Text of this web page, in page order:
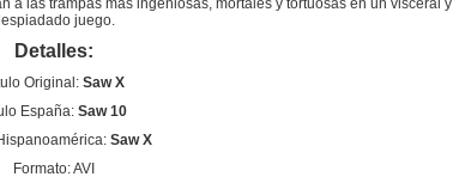
a las trampas más ingeniosas, mortales y tortuosas en un visceral y
juego.
Detalles:
Original: Saw X
España: Saw 10
Saw X
Formato: AVI